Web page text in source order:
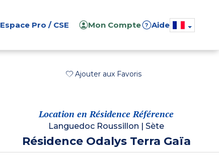
Espace Pro / CSE Mon Compte ? Aide
Ajouter aux Favoris
Location en Résidence Référence
Languedoc Roussillon Sète
Résidence Odalys Terra Gaïa